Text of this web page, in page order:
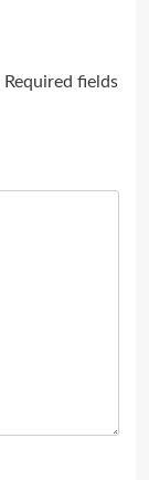
Required fields